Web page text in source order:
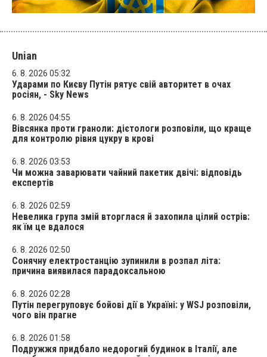
Unian
6. 8. 2026 05:32
Ударами по Києву Путін рятує свій авторитет в очах
росіян, - Sky News
6. 8. 2026 04:55
Вівсянка проти граноли: дієтологи розповіли, що краще
для контролю рівня цукру в крові
6. 8. 2026 03:53
Чи можна заварювати чайний пакетик двічі: відповідь
експертів
6. 8. 2026 02:59
Невелика група змій вторглася й захопила цілий острів:
як їм це вдалося
6. 8. 2026 02:50
Сонячну електростанцію зупинили в розпал літа:
причина виявилася парадоксальною
6. 8. 2026 02:28
Путін перегруповує бойові дії в Україні: у WSJ розповіли,
чого він прагне
6. 8. 2026 01:58
Подружжя придбало недорогий будинок в Італії, але